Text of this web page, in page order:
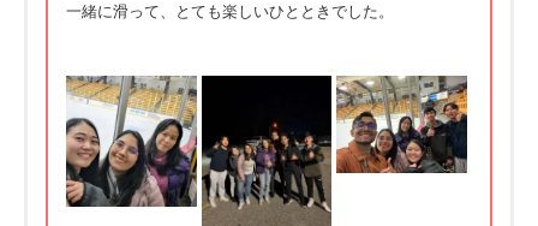
一緒に滑って、とても楽しいひとときでした。